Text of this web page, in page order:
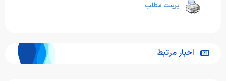
پرینت مطلب
اخبار مرتبط